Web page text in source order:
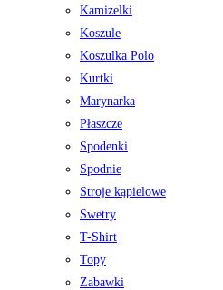
Kamizelki
Koszule
Koszulka Polo
Kurtki
Marynarka
Płaszcze
Spodenki
Spodnie
Stroje kąpielowe
Swetry
T-Shirt
Topy
Zabawki